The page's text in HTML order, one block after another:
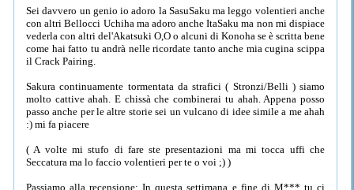
Sei davvero un genio io adoro la SasuSaku ma leggo volentieri anche
con altri Bellocci Uchiha ma adoro anche ItaSaku ma non mi dispiace
vederla con altri del'Akatsuki O,O o alcuni di Konoha se è scritta bene
come hai fatto tu andrà nelle ricordate tanto anche mia cugina scippa
il Crack Pairing.
Sakura continuamente tormentata da strafici ( Stronzi/Belli ) siamo
molto cattive ahah. E chissà che combinerai tu ahah. Appena posso
passo anche per le altre storie sei un vulcano di idee simile a me ahah
:) mi fa piacere
( A volte mi stufo di fare ste presentazioni ma mi tocca uffi che
Seccatura ma lo faccio volentieri per te o voi ;) )
Passiamo alla recensione: In questa settimana e fine di M*** tu ci